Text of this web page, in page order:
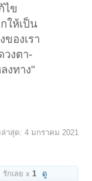
ไข
ให้เป็น
ของเรา
วงตา-
งทาง"
าสุด: 4 มกราคม 2021
รักเลย x 1 ดู